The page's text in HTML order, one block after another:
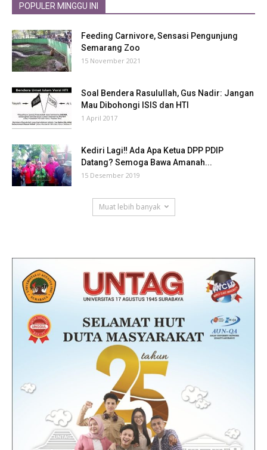
POPULER MINGGU INI
Feeding Carnivore, Sensasi Pengunjung
Semarang Zoo
15 November 2021
Soal Bendera Rasulullah, Gus Nadir: Jangan
Mau Dibohongi ISIS dan HTI
1 April 2017
Kediri Lagi‼ Ada Apa Ketua DPP PDIP
Datang? Semoga Bawa Amanah...
15 Desember 2019
Muat lebih banyak